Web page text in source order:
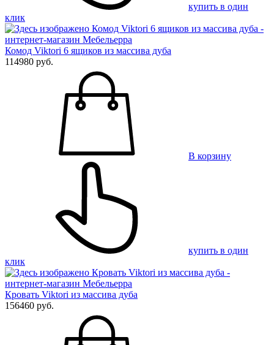
купить в один
клик
Комод Viktori 6 ящиков из массива дуба
114980 руб.
В корзину
купить в один
клик
Кровать Viktori из массива дуба
156460 руб.